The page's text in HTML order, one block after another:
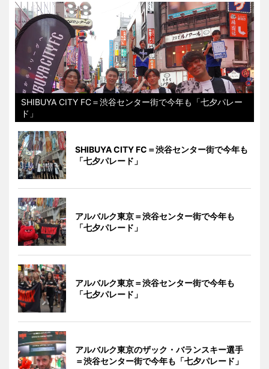
SHIBUYA CITY FC＝渋谷センター街で今年も「七夕パレー
ド」
SHIBUYA CITY FC＝渋谷センター街で今年も
「七夕パレード」
アルバルク東京＝渋谷センター街で今年も
「七夕パレード」
アルバルク東京＝渋谷センター街で今年も
「七夕パレード」
アルバルク東京のザック・バランスキー選手
＝渋谷センター街で今年も「七夕パレード」